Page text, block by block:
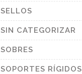
SELLOS
SIN CATEGORIZAR
SOBRES
SOPORTES RÍGIDOS